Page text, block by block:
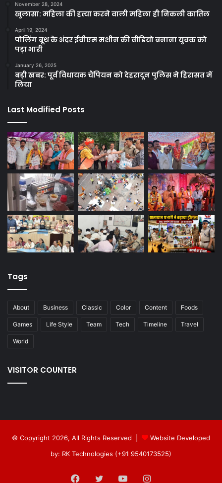
November 28, 2024
खुलासा: महिला की हत्या करने वाली महिला ही निकली कातिल
April 19, 2024
पोलिंग बूथ के अंदर ईवीएम मशीन की वीडियो बनाना युवक को
पड़ा भारी
January 26, 2025
बड़ी खबर: पूर्व विधायक चैंपियन को देहरादून पुलिस ने हिरासत में
लिया
Last Modified Posts
Tags
About Business Classic Color Content Foods
Games Life Style Team Tech Timeline Travel
World
VISITOR COUNTER
© Copyright 2026, All Rights Reserved |
Website Developed
by: RK Technologies (+91 9540173525)
Facebook
TwitterYouTubeInstagram